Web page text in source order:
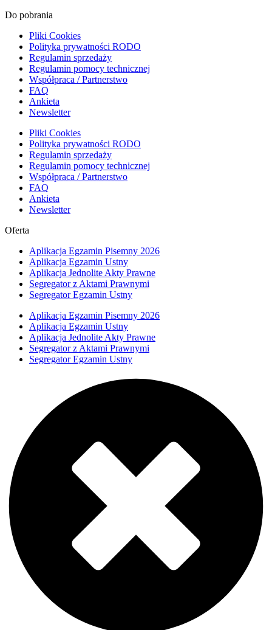
Do pobrania
Pliki Cookies
Polityka prywatności RODO
Regulamin sprzedaży
Regulamin pomocy technicznej
Współpraca / Partnerstwo
FAQ
Ankieta
Newsletter
Pliki Cookies
Polityka prywatności RODO
Regulamin sprzedaży
Regulamin pomocy technicznej
Współpraca / Partnerstwo
FAQ
Ankieta
Newsletter
Oferta
Aplikacja Egzamin Pisemny 2026
Aplikacja Egzamin Ustny
Aplikacja Jednolite Akty Prawne
Segregator z Aktami Prawnymi
Segregator Egzamin Ustny
Aplikacja Egzamin Pisemny 2026
Aplikacja Egzamin Ustny
Aplikacja Jednolite Akty Prawne
Segregator z Aktami Prawnymi
Segregator Egzamin Ustny